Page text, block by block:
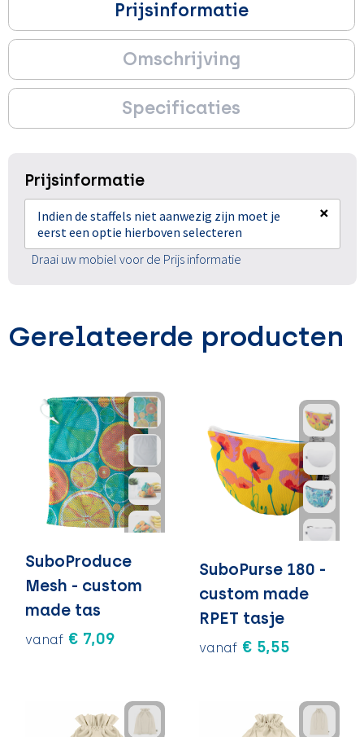
Prijsinformatie
Omschrijving
Specificaties
Prijsinformatie
Indien de staffels niet aanwezig zijn moet je
eerst een optie hierboven selecteren
×
Draai uw mobiel voor de Prijs informatie
Gerelateerde producten
SuboProduce
Mesh - custom
made tas
vanaf € 7,09
SuboPurse 180 -
custom made
RPET tasje
vanaf € 5,55